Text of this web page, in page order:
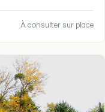
À consulter sur place